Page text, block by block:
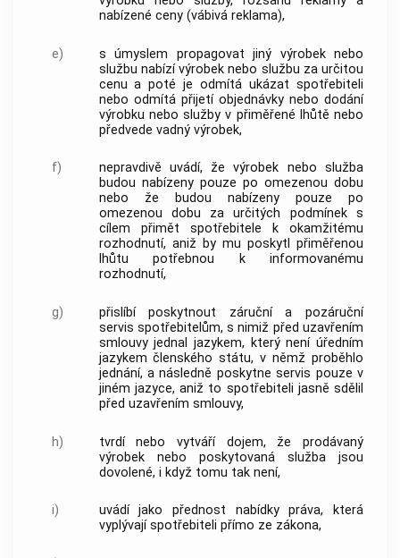
nabízené ceny (vábivá reklama),
e)
s úmyslem propagovat jiný výrobek nebo
službu nabízí výrobek nebo službu za určitou
cenu a poté je odmítá ukázat spotřebiteli
nebo odmítá přijetí objednávky nebo dodání
výrobku nebo služby v přiměřené lhůtě nebo
předvede vadný výrobek,
f)
nepravdivě uvádí, že výrobek nebo služba
budou nabízeny pouze po omezenou dobu
nebo že budou nabízeny pouze po
omezenou dobu za určitých podmínek s
cílem přimět spotřebitele k okamžitému
rozhodnutí, aniž by mu poskytl přiměřenou
lhůtu potřebnou k informovanému
rozhodnutí,
g)
přislíbí poskytnout záruční a pozáruční
servis spotřebitelům, s nimiž před uzavřením
smlouvy jednal jazykem, který není úředním
jazykem členského státu, v němž proběhlo
jednání, a následně poskytne servis pouze v
jiném jazyce, aniž to spotřebiteli jasně sdělil
před uzavřením smlouvy,
h)
tvrdí nebo vytváří dojem, že prodávaný
výrobek nebo poskytovaná služba jsou
dovolené, i když tomu tak není,
i)
uvádí jako přednost nabídky práva, která
vyplývají spotřebiteli přímo ze zákona,